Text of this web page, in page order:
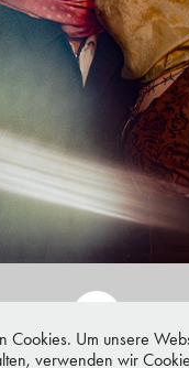
Cookies. Um unsere
verwenden wir